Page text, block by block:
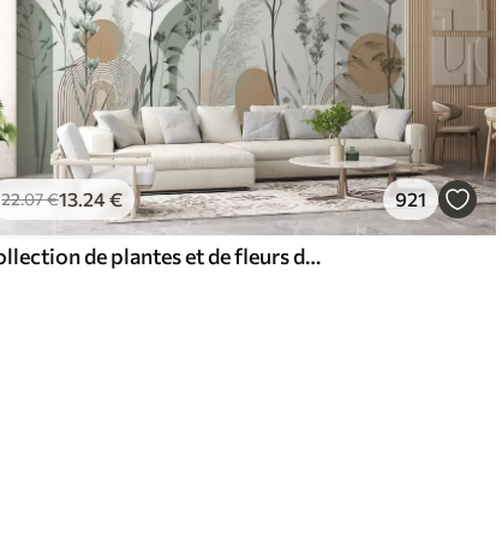
22.07€13 .24€ 921
Collection de plantes et de fleurs dans des tons neutres sur un fond d'arche abstrait dans des teintes vertes et orangées